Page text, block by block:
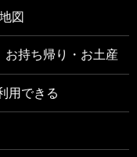
図
お持ち帰り・お土産
用できる